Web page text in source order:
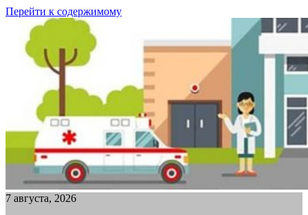
Перейти к содержимому
7 августа, 2026